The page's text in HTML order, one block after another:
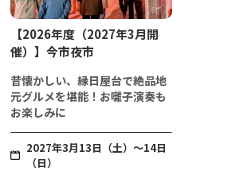
【2026年度（2027年3月開
催）】今市夜市
昔懐かしい、縁日屋台で絶品地
元グルメを堪能！お囃子演奏も
お楽しみに
2027年3月13日（土）～14日
（日）